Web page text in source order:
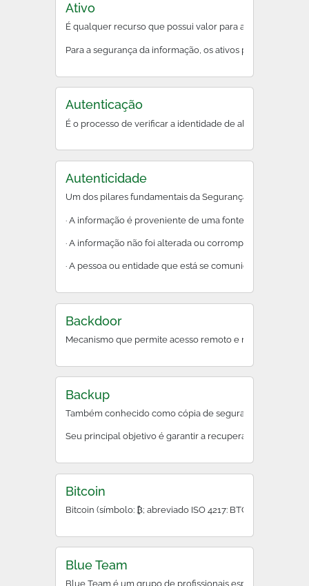
Ativo
É qualquer recurso que possui valor para a organização.
Para a segurança da informação, os ativos precisam ser
Autenticação
É o processo de verificar a identidade de alguém ou
Autenticidade
Um dos pilares fundamentais da Segurança da
· A informação é proveniente de uma fonte legítima e
· A informação não foi alterada ou corrompida durante a
· A pessoa ou entidade que está se comunicando é quem
Backdoor
Mecanismo que permite acesso remoto e não
Backup
Também conhecido como cópia de segurança, backup
Seu principal objetivo é garantir a recuperação rápida
Bitcoin
Bitcoin (símbolo: ₿; abreviado ISO 4217: BTC ou XBT) é
Blue Team
Blue Team é um grupo de profissionais especializados